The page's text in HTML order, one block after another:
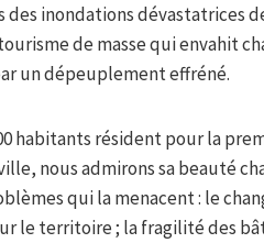
des inondations dévastatrices
de masse qui envahit
un dépeuplement effréné.
habitants résident pour la
nous admirons sa beauté
qui la menacent : le
le territoire ; la fragilité des